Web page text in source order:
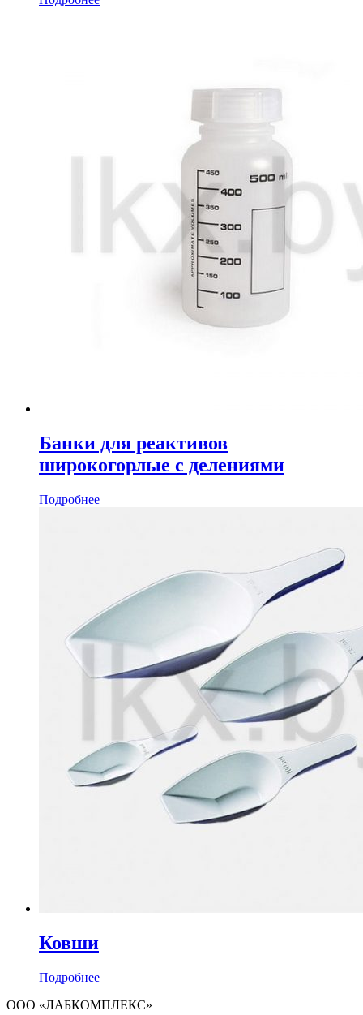
Банки для реактивов
широкогорлые с делениями
Подробнее
Ковши
Подробнее
ООО «ЛАБКОМПЛЕКС»